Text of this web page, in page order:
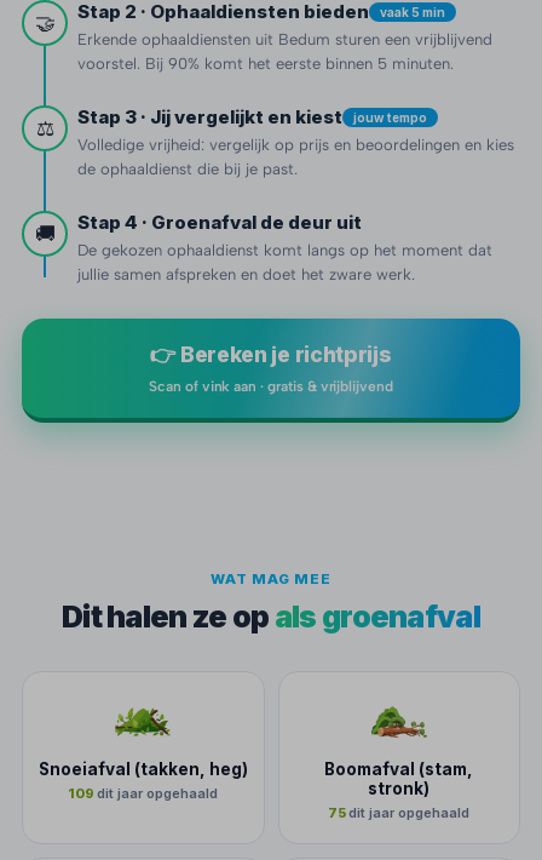
🤝 Stap 2 · Ophaaldiensten bieden vaak 5 min
Erkende ophaaldiensten uit Bedum sturen een vrijblijvend
voorstel. Bij 90% komt het eerste binnen 5 minuten.
⚖️ Stap 3 · Jij vergelijkt en kiest jouw tempo
Volledige vrijheid: vergelijk op prijs en beoordelingen en kies
de ophaaldienst die bij je past.
🚚 Stap 4 · Groenafval de deur uit
De gekozen ophaaldienst komt langs op het moment dat
jullie samen afspreken en doet het zware werk.
👉 Bereken je richtprijs
Scan of vink aan · gratis & vrijblijvend
WAT MAG MEE
Dit halen ze op als groenafval
Snoeiafval (takken, heg)
109dit jaar opgehaald
Boomafval (stam,
stronk)
75dit jaar opgehaald